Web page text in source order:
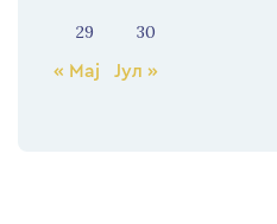
29 30
« Мај Јул »